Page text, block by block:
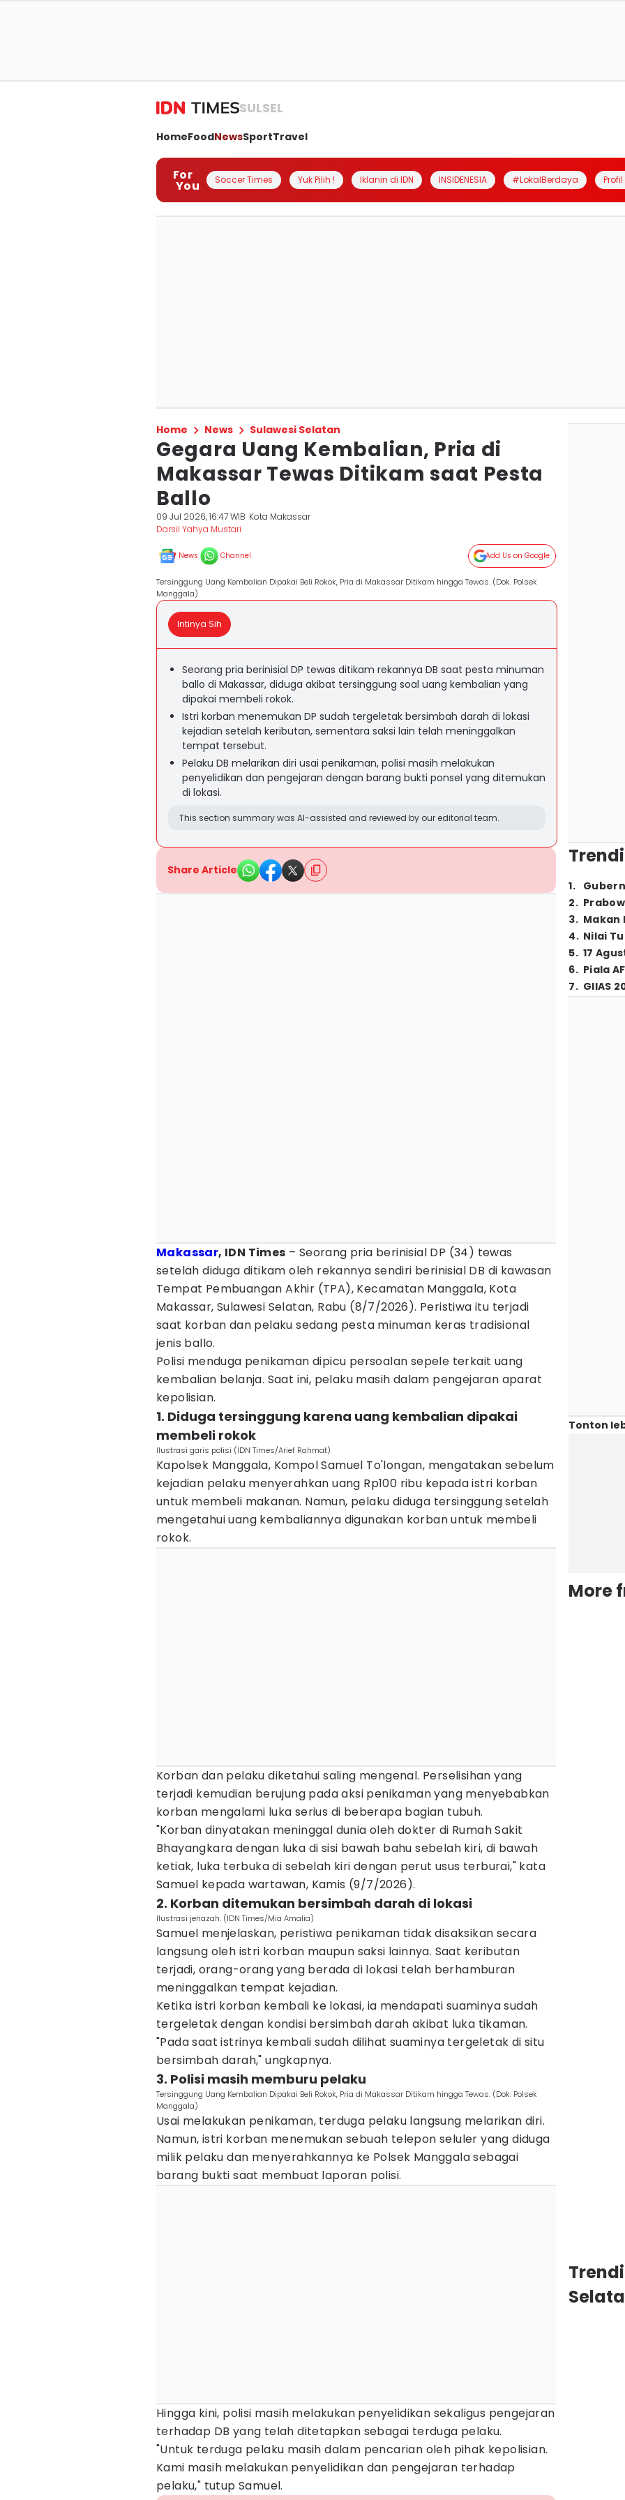
SULSEL
HomeFoodNewsSportTravel
For
You Soccer Times Yuk Pilih ! Iklanin di IDN INSIDENESIA #LokalBerdaya
Home News Sulawesi Selatan
Gegara Uang Kembalian, Pria di
Makassar Tewas Ditikam saat Pesta
Ballo
09 Jul 2026, 16:47 WIB Kota Makassar
Darsil Yahya Mustari
News Channel Add Us on Google
Tersinggung Uang Kembalian Dipakai Beli Rokok, Pria di Makassar Ditikam hingga Tewas. (Dok. Polsek
Manggala)
Intinya Sih
Seorang pria berinisial DP tewas ditikam rekannya DB saat pesta minuman
ballo di Makassar, diduga akibat tersinggung soal uang kembalian yang
dipakai membeli rokok.
Istri korban menemukan DP sudah tergeletak bersimbah darah di lokasi
kejadian setelah keributan, sementara saksi lain telah meninggalkan
tempat tersebut.
Pelaku DB melarikan diri usai penikaman, polisi masih melakukan
penyelidikan dan pengejaran dengan barang bukti ponsel yang ditemukan
di lokasi.
This section summary was AI-assisted and reviewed by our editorial team.
Share Article
Makassar, IDN Times – Seorang pria berinisial DP (34) tewas
setelah diduga ditikam oleh rekannya sendiri berinisial DB di kawasan
Tempat Pembuangan Akhir (TPA), Kecamatan Manggala, Kota
Makassar, Sulawesi Selatan, Rabu (8/7/2026). Peristiwa itu terjadi
saat korban dan pelaku sedang pesta minuman keras tradisional
jenis ballo.
Polisi menduga penikaman dipicu persoalan sepele terkait uang
kembalian belanja. Saat ini, pelaku masih dalam pengejaran aparat
kepolisian.
1. Diduga tersinggung karena uang kembalian dipakai
membeli rokok
Ilustrasi garis polisi (IDN Times/Arief Rahmat)
Kapolsek Manggala, Kompol Samuel To'longan, mengatakan sebelum
kejadian pelaku menyerahkan uang Rp100 ribu kepada istri korban
untuk membeli makanan. Namun, pelaku diduga tersinggung setelah
mengetahui uang kembaliannya digunakan korban untuk membeli
rokok.
Korban dan pelaku diketahui saling mengenal. Perselisihan yang
terjadi kemudian berujung pada aksi penikaman yang menyebabkan
korban mengalami luka serius di beberapa bagian tubuh.
"Korban dinyatakan meninggal dunia oleh dokter di Rumah Sakit
Bhayangkara dengan luka di sisi bawah bahu sebelah kiri, di bawah
ketiak, luka terbuka di sebelah kiri dengan perut usus terburai," kata
Samuel kepada wartawan, Kamis (9/7/2026).
2. Korban ditemukan bersimbah darah di lokasi
Ilustrasi jenazah. (IDN Times/Mia Amalia)
Samuel menjelaskan, peristiwa penikaman tidak disaksikan secara
langsung oleh istri korban maupun saksi lainnya. Saat keributan
terjadi, orang-orang yang berada di lokasi telah berhamburan
meninggalkan tempat kejadian.
Ketika istri korban kembali ke lokasi, ia mendapati suaminya sudah
tergeletak dengan kondisi bersimbah darah akibat luka tikaman.
"Pada saat istrinya kembali sudah dilihat suaminya tergeletak di situ
bersimbah darah," ungkapnya.
3. Polisi masih memburu pelaku
Tersinggung Uang Kembalian Dipakai Beli Rokok, Pria di Makassar Ditikam hingga Tewas. (Dok. Polsek
Manggala)
Usai melakukan penikaman, terduga pelaku langsung melarikan diri.
Namun, istri korban menemukan sebuah telepon seluler yang diduga
milik pelaku dan menyerahkannya ke Polsek Manggala sebagai
barang bukti saat membuat laporan polisi.
Hingga kini, polisi masih melakukan penyelidikan sekaligus pengejaran
terhadap DB yang telah ditetapkan sebagai terduga pelaku.
"Untuk terduga pelaku masih dalam pencarian oleh pihak kepolisian.
Kami masih melakukan penyelidikan dan pengejaran terhadap
pelaku," tutup Samuel.
1.
2.
3. Makan
4. Nilai
5. 17
6. Piala
7. GIIAS
Tonton
More